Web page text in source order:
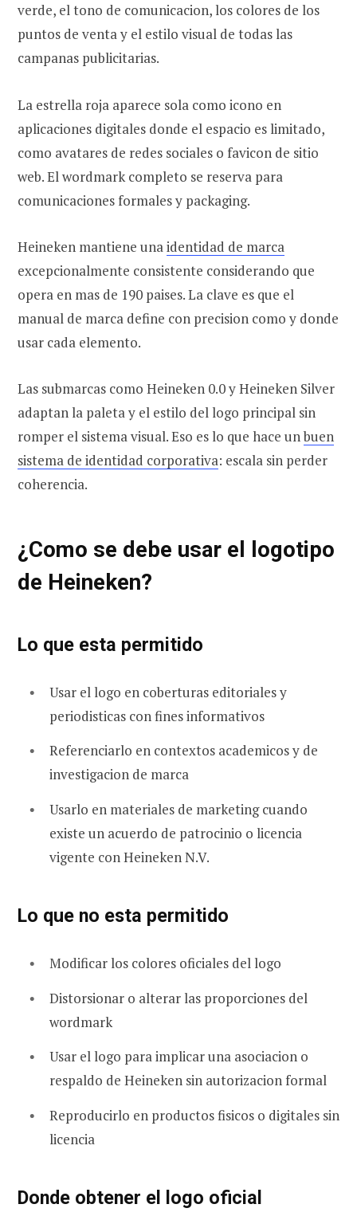
verde, el tono de comunicacion, los colores de los
puntos de venta y el estilo visual de todas las
campanas publicitarias.
La estrella roja aparece sola como icono en
aplicaciones digitales donde el espacio es limitado,
como avatares de redes sociales o favicon de sitio
web. El wordmark completo se reserva para
comunicaciones formales y packaging.
Heineken mantiene una identidad de marca
excepcionalmente consistente considerando que
opera en mas de 190 paises. La clave es que el
manual de marca define con precision como y donde
usar cada elemento.
Las submarcas como Heineken 0.0 y Heineken Silver
adaptan la paleta y el estilo del logo principal sin
romper el sistema visual. Eso es lo que hace unbuen
sistema de identidad corporativa: escala sin perder
coherencia.
¿Como se debe usar el logotipo
de Heineken?
Lo que esta permitido
Usar el logo en coberturas editoriales y
periodisticas con fines informativos
Referenciarlo en contextos academicos y de
investigacion de marca
Usarlo en materiales de marketing cuando
existe un acuerdo de patrocinio o licencia
vigente con Heineken N.V.
Lo que no esta permitido
Modificar los colores oficiales del logo
Distorsionar o alterar las proporciones del
wordmark
Usar el logo para implicar una asociacion o
respaldo de Heineken sin autorizacion formal
Reproducirlo en productos fisicos o digitales sin
licencia
Donde obtener el logo oficial